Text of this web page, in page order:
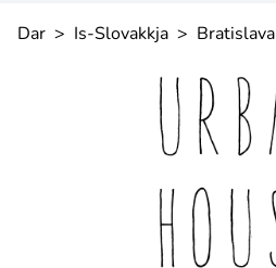
Dar > Is-Slovakkja > Bratislava